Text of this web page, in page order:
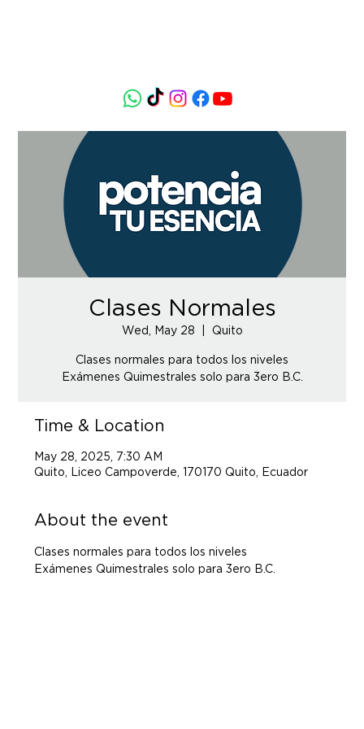
Clases Normales
Wed, May 28 Quito
Clases normales para todos los niveles
Exámenes Quimestrales solo para 3ero B.C.
Time & Location
May 28, 2025, 7:30 AM
Quito, Liceo Campoverde, 170170 Quito, Ecuador
About the event
Clases normales para todos los niveles
Exámenes Quimestrales solo para 3ero B.C.